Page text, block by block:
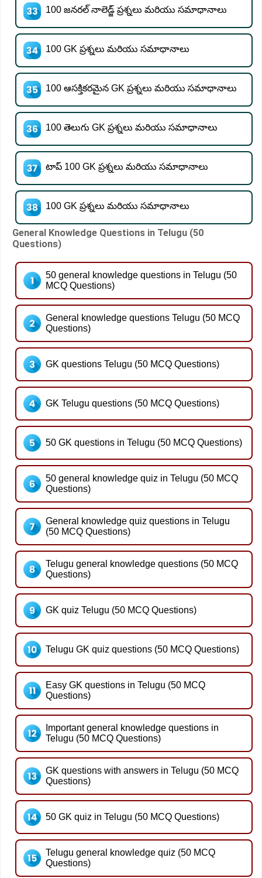
100 జనరల్ నాలెడ్జ్ ప్రశ్నలు మరియు సమాధానాలు
100 GK ప్రశ్నలు మరియు సమాధానాలు
100 ఆసక్తికరమైన GK ప్రశ్నలు మరియు సమాధానాలు
100 తెలుగు GK ప్రశ్నలు మరియు సమాధానాలు
టాప్ 100 GK ప్రశ్నలు మరియు సమాధానాలు
100 GK ప్రశ్నలు మరియు సమాధానాలు
General Knowledge Questions in Telugu (50
Questions)
50 general knowledge questions in Telugu (50
MCQ Questions)
General knowledge questions Telugu (50 MCQ
Questions)
GK questions Telugu (50 MCQ Questions)
GK Telugu questions (50 MCQ Questions)
50 GK questions in Telugu (50 MCQ Questions)
50 general knowledge quiz in Telugu (50 MCQ
Questions)
General knowledge quiz questions in Telugu
(50 MCQ Questions)
Telugu general knowledge questions (50 MCQ
Questions)
GK quiz Telugu (50 MCQ Questions)
Telugu GK quiz questions (50 MCQ Questions)
Easy GK questions in Telugu (50 MCQ
Questions)
Important general knowledge questions in
Telugu (50 MCQ Questions)
GK questions with answers in Telugu (50 MCQ
Questions)
50 GK quiz in Telugu (50 MCQ Questions)
Telugu general knowledge quiz (50 MCQ
Questions)